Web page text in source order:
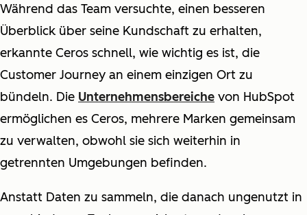
Während das Team versuchte, einen besseren
Überblick über seine Kundschaft zu erhalten,
erkannte Ceros schnell, wie wichtig es ist, die
Customer Journey an einem einzigen Ort zu
bündeln. Die Unternehmensbereiche von HubSpot
ermöglichen es Ceros, mehrere Marken gemeinsam
zu verwalten, obwohl sie sich weiterhin in
getrennten Umgebungen befinden.
Anstatt Daten zu sammeln, die danach ungenutzt in